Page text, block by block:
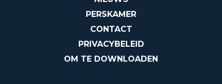
PERSKAMER
CONTACT
PRIVACYBELEID
OM TE DOWNLOADEN